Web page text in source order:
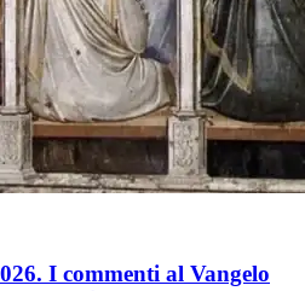
I commenti al Vangelo